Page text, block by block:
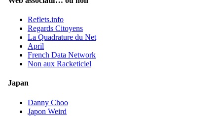
Reflets.info
Regards Citoyens
La Quadrature du Net
April
French Data Network
Non aux Racketiciel
Japan
Danny Choo
Japon Weird